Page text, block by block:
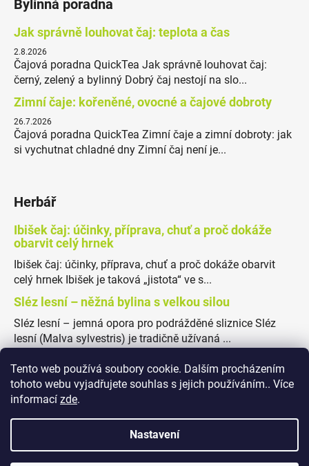
Tento web používá soubory cookie. Dalším procházením
tohoto webu vyjadřujete souhlas s jejich používáním.. Více
informací zde.
Nastavení
Bylinná poradna
Jak správně louhovat čaj: teplota a čas
2.8.2026
Čajová poradna QuickTea Jak správně louhovat čaj:
černý, zelený a bylinný Dobrý čaj nestojí na slo...
Zimní čaje: kořeněné, ovocné a čajové dobroty
26.7.2026
Čajová poradna QuickTea Zimní čaje a zimní dobroty: jak
si vychutnat chladné dny Zimní čaj není je...
Herbář
Ibišek čaj: účinky, příprava, chuť a proč dokáže
obarvit celý hrnek
Ibišek čaj: účinky, příprava, chuť a proč dokáže obarvit
celý hrnek Ibišek je taková „jistota“ ve s...
Sléz lesní – něžná bylina s velkou silou
Sléz lesní – jemná opora pro podrážděné sliznice Sléz
lesní (Malva sylvestris) je tradičně užívaná ...
Podmínky ochrany osobních údajů